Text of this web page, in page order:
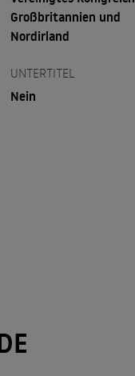
Großbritannien und
Nordirland
UNTERTITEL
Nein